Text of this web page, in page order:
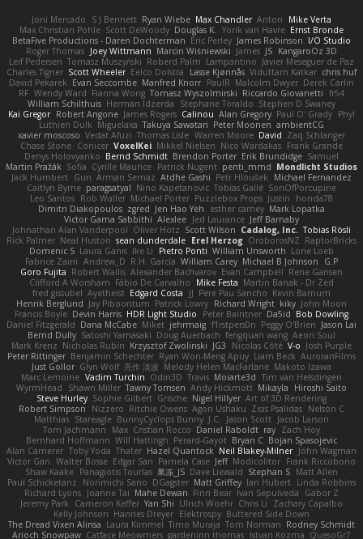
Joni Mercado S J Bennett Ryan Wiebe Max Chandler Anton
Mike Verta
Max Christian Pohle Scott DeWoody Douglas K. Yorik van Havre Ernst Bronde
BetaFive Productions - Daren Dochterman Eric Perley James Robinson I/O Studio
Roger Thomas Joey Wittmann Marcin Wiśniewski James JS KangaroOz 3D
Leif Pedersen Tomasz Muszyński Roberd Palm Lampantino Javier Meseguer de Paz
Charles Tigner Scott Wheeler Eelco Dolstra Lasse Kjønnås Viduttam Katkar chris huf
David Pekarek Evan Seccombe Manfred Knorr PaulR Malcolm Dwyer Derek Carlin
RF Wendy Ward Fianna Wong Tomasz Wyszolmirski Riccardo Giovanetti fr54
William Schilthuis Herman Idzerda Stephane Toraldo Stephen D Swaney
Kai Gregor Robert Angone James Rogers Calinou Alan Gregory Paul O' Grady Phyl
Luthien Dulk Miguelaxa Takuya Sawatari Peter Moonen ambientCG
xavier moscoso Vedat Afuzi Thomas Lisle Warren Moore David Zaq Schlanger
Chase Stone Conicer VoxelKei Mikkel Nielsen Nico Wardakas Frank Grande
Denys Holovyanko Bernd Schmidt Brendon Porter Erik Brundidge Samuel
Martin Pražák Sofia Cyrille Maurice Patrick Nugent penti_mmd Mondlicht Studios
Jack Humbert Gun Arman Sernaz Atdhe Gashi Petr Hloušek
Michael Fernandez
Caitlyn Byrne paragsatyal Nino Kapetanovic Tobias Gallé SonOfPorcupine
Leo Santos Rob Waller Michael Porter Puzzlebox Props Justin
honda78
Dimitri Diakopoulos zgred Jen Hao Yeh esther carney Mark Lopatka
Victor Gama Sabbithi Alexlee Jed Laurance Jeff Barnaby
Johnathan Alan Vanderpool Oliver Hotz Scott Wilson Cadalog, Inc. Tobias Rösli
Rick Palmer Neal Huston sean dunderdale Erel Herzog OroborosNZ RaptorBricks
Domenic S Laura Ganis Ike Li Pietro Ponti William Unsworth Lorie Loeb
Fabrice Zaini Andrew_D R.H. García William Carey Michael B Johnson
G.P
Goro Fujita Robert Wallis Alexander Bachvarov Evan Campbell Rene Gansen
Clifford A Worsham Fábio De Carvalho Mike Festa Martin Banak - Dr Zed
fred gissubel Ayetheist Edgard Costa JJ Pere Pau Sancho Kevin Barnum
Henrik Berglund Jay Piboontum Patrick Lowry Richard Wright kiky John Moon
Francis Boyle Devin Harris HDR Light Studio Peter Baintner Da5id Bob Dowling
Daniel Fitzgerald Dana McCabe Miket jehrmaig f1rstpers0n Peggy O'Brien Jason Lai
Bernd Dully Satoshi Yamasaki Doug Auerbach fengquan wang Aeon Soul
Mark Krenz Nicholas Rubin Krzysztof Zwolinski JG3 Nicolas Côté V-o Josh Purple
Peter Rittinger Benjamin Schechter Ryan Won-Meng Apuy Liam Beck AuroranFilms
Just Gollor Glyn Wolf 亮作 淡波 Melody Helen MacFarlane Makoto Izawa
Marc Lemoine Vadim Turchin Odin3D Travis Moiarte3d Tim van Helsdingen
WyrmHead
Shawn Miller Tawny Tomsen Andy Hickmott Mikayla
Hiroshi Saito
Steve Hurley Sophie Gilbert Grische Nigel Hillyer Art of 3D Rendering
Robert Simpson
Nizzero Ritchie Owens Agon Ushaku Zisis Psalidas Nelson C
Matthias Stareagle BunnyCyclops Bunny J.C. Jason Scott Jacob Larson
Tom Jachmann
Max Cristian Rocco Daniel Raboldt ray Zach Hoy
Bernhard Hoffmann Will Hattingh Perard-Gayot Bryan C Bojan Spasojevic
Alan Camerer Toby Yoda Thater Hazel Quantock Neil Blakey-Milner John Wagman
Victor Gan Walter Bosse Edgar San Pamela Case Jeff Modicolitor Frank Riccobono
Shaw Kaake Panagiotis Tourlas 果冻_JS Dave Liewald Stephan S Matt Allen
Paul Schicketanz
Norimichi Sano DGagster Matt Griffey Ian Hubert Linda Robbins
Richard Lyons Joanne Tai Mahe Dewan Finn Bear Ivan Sepulveda
Gabor Z
Jeremy Park
Cameron Keffer Yan Shi Ulrich Woehr Chris Li
Zachary Capalbo
Kelly Johnson Hannes Dreyer Elektrospy Buttered Side Down
The Dread Vixen Alinsa Laura Kimmel Timo Muraja Tom Norman Rodney Schmidt
Arioch Snowpaw Catface Meowmers gardeninn thomas Istvan Kozma QuesoGr7